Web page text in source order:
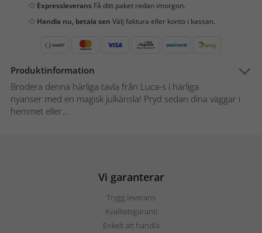
Expressleverans Få ditt paket redan imorgon.
Handla nu, betala sen Välj faktura eller konto i kassan.
Produktinformation
Brodera denna härliga tavla från Luca-s i härliga
nyanser med en magisk julkänsla! Pryd sedan dina väggar i
hemmet eller...
Vi garanterar
Trygg leverans
Kvalitetsgaranti
Enkelt att handla